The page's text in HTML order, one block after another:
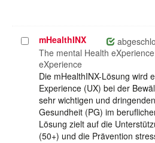
Projekt
auswählen
mHealthINX
The mental Health
eXperience
Die mHealthINX-Lösung wird
Experience (UX) bei der
sehr wichtigen und
Gesundheit (PG) im
Lösung zielt auf die
(50+) und die Prävention